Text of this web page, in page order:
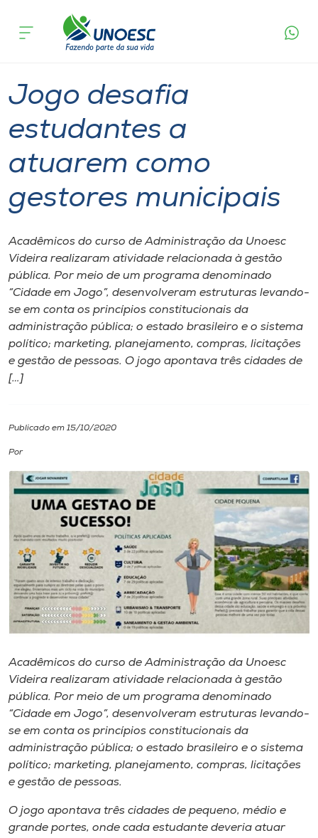
Cursos
Pesquisa
Atendimento ao Estudante
Portal de Ensino
A
Internacionalização
I.nova
Cultura
CPA
Biblioteca
Editora
Rádio
Unoesc
Store
o idioma
acontece
Jogo desafia
estudantes a
atuarem como
gestores municipais
Acadêmicos do curso de Administração da Unoesc
Videira realizaram atividade relacionada à gestão
pública. Por meio de um programa denominado
“Cidade em Jogo”, desenvolveram estruturas levando-
se em conta os princípios constitucionais da
administração pública; o estado brasileiro e o sistema
político; marketing, planejamento, compras, licitações
e gestão de pessoas. O jogo apontava três cidades de
[…]
Publicado em 15/10/2020
Por
Acadêmicos do curso de Administração da Unoesc
Videira realizaram atividade relacionada à gestão
pública. Por meio de um programa denominado
“Cidade em Jogo”, desenvolveram estruturas levando-
se em conta os princípios constitucionais da
administração pública; o estado brasileiro e o sistema
político; marketing, planejamento, compras, licitações
e gestão de pessoas.
O jogo apontava três cidades de pequeno, médio e
grande portes, onde cada estudante deveria atuar